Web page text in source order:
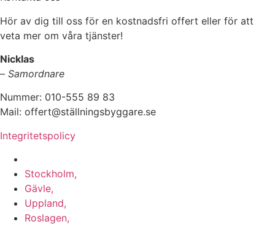
Hör av dig till oss för en kostnadsfri offert eller för att
veta mer om våra tjänster!
Nicklas
– Samordnare
Nummer: 010-555 89 83
Mail: offert@ställningsbyggare.se
Integritetspolicy
Stockholm,
Gävle,
Uppland,
Roslagen,